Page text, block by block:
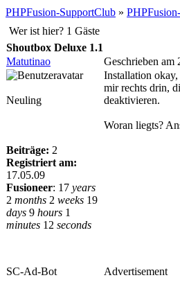
PHPFusion-SupportClub »
Wer ist hier? 1 Gäste
Shoutbox Deluxe 1.1
Matutinao
Geschrieben am
Neuling
Beiträge: 2
Registriert am:
17.05.09
Fusioneer: 17 years
2 months 2 weeks 19
days 9 hours 1
minutes 12 seconds
Installation
mir rechts drin,
deaktivieren.
Woran liegts?
SC-Ad-Bot Advertisement